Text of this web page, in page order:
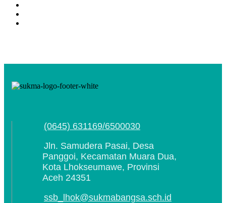
(0645) 631169/6500030
Jln. Samudera Pasai, Desa
Panggoi, Kecamatan Muara Dua,
Kota Lhokseumawe, Provinsi
Aceh 24351
ssb_lhok@sukmabangsa.sch.id